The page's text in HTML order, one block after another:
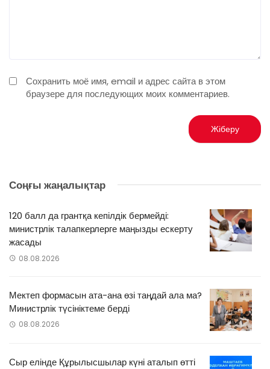
Сохранить моё имя, email и адрес сайта в этом
браузере для последующих моих комментариев.
Соңғы жаңалықтар
120 балл да грантқа кепілдік бермейді:
министрлік талапкерлерге маңызды ескерту
жасады
08.08.2026
Мектеп формасын ата-ана өзі таңдай ала ма?
Министрлік түсініктеме берді
08.08.2026
Сыр елінде Құрылысшылар күні аталып өтті